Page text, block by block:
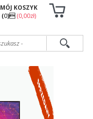
MÓJ KOSZYK
(0)(0,00zł)